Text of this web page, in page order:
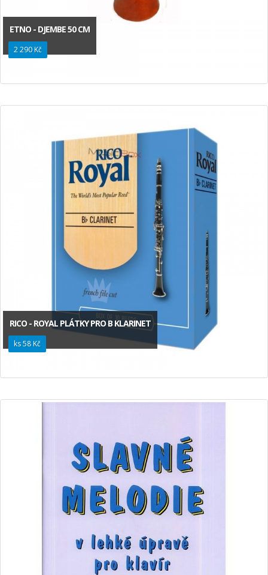
ETNO - DJEMBE 50 CM
2 290 Kč
RICO - ROYAL PLÁTKY PRO B KLARINET
ks 58 Kč